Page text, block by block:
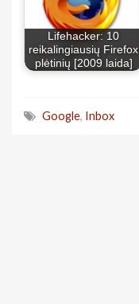
Lifehacker: 10
reikalingiausių Firefox
plėtinių [2009 laida]
Google, Inbox